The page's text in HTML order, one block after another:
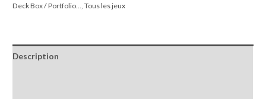
Deck Box / Portfolio...
,Tous les jeux
Description